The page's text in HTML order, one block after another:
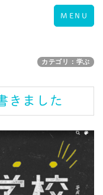
Toggle
MENU
カテゴリ：学ぶ
きました